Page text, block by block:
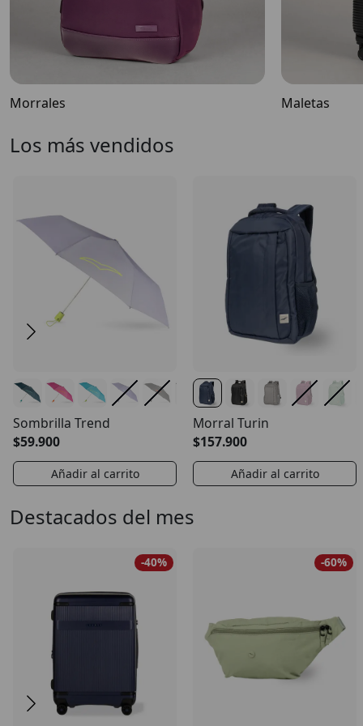
Morrales Maletas
Los más vendidos
Sombrilla Trend
$59.900
Añadir al carrito
Morral Turin
$157.900
Añadir al carrito
Destacados del mes
-40% -60%